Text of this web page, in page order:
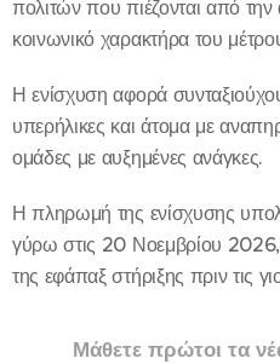
πολιτών που πιέζονται από την
κοινωνικό χαρακτήρα του
Η ενίσχυση αφορά
υπερήλικες και άτομα με
ομάδες με αυξημένες ανάγκες.
Η πληρωμή της ενίσχυσης
γύρω στις 20 Νοεμβρίου 2026,
της εφάπαξ στήριξης πριν τις
Μάθετε πρώτοι τα